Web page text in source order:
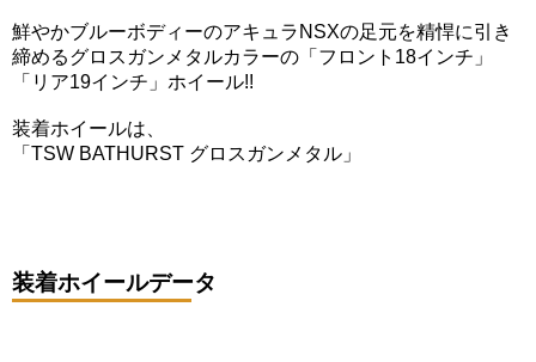
鮮やかブルーボディーのアキュラNSXの足元を精悍に引き
締めるグロスガンメタルカラーの「フロント18インチ」
「リア19インチ」ホイール!!
装着ホイールは、
「TSW BATHURST グロスガンメタル」
装着ホイールデータ